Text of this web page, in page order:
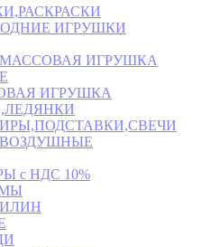
ИГРУШКИ
ИГРУШКА
ИГРУШКА
с НДС 10%